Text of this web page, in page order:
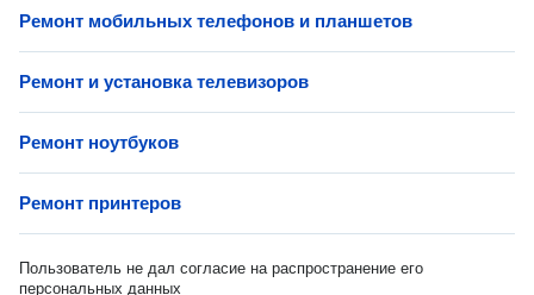
Ремонт мобильных телефонов и планшетов
Ремонт и установка телевизоров
Ремонт ноутбуков
Ремонт принтеров
Пользователь не дал согласие на распространение его
персональных данных